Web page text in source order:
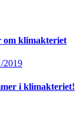
om klimakteriet
2019
i klimakteriet!